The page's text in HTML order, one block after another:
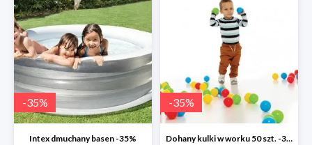
-35%
Intex dmuchany basen -35%
-35%
Dohany kulki w worku 50 szt. -35%